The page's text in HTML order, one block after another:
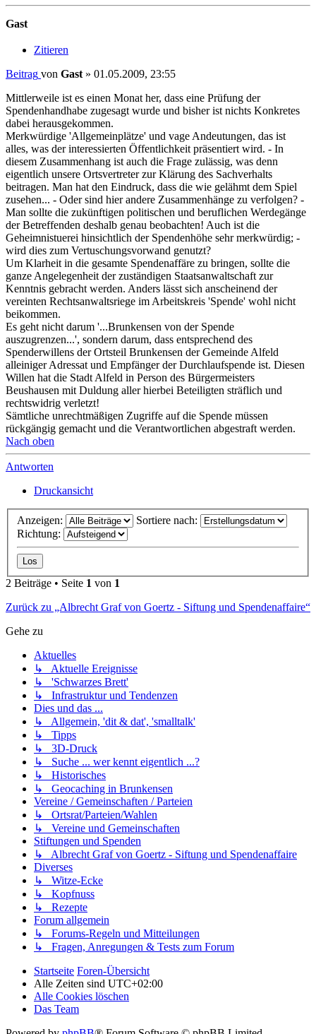
Gast
Zitieren
Beitrag von Gast » 01.05.2009, 23:55
Mittlerweile ist es einen Monat her, dass eine Prüfung der
Spendenhandhabe zugesagt wurde und bisher ist nichts Konkretes
dabei herausgekommen.
Merkwürdige 'Allgemeinplätze' und vage Andeutungen, das ist
alles, was der interessierten Öffentlichkeit präsentiert wird. - In
diesem Zusammenhang ist auch die Frage zulässig, was denn
eigentlich unsere Ortsvertreter zur Klärung des Sachverhalts
beitragen. Man hat den Eindruck, dass die wie gelähmt dem Spiel
zusehen... - Oder sind hier andere Zusammenhänge zu verfolgen? -
Man sollte die zukünftigen politischen und beruflichen Werdegänge
der Betreffenden deshalb genau beobachten! Auch ist die
Geheimnistuerei hinsichtlich der Spendenhöhe sehr merkwürdig; -
wird dies zum Vertuschungsvorwand genutzt?
Um Klarheit in die gesamte Spendenaffäre zu bringen, sollte die
ganze Angelegenheit der zuständigen Staatsanwaltschaft zur
Kenntnis gebracht werden. Anders lässt sich anscheinend der
vereinten Rechtsanwaltsriege im Arbeitskreis 'Spende' wohl nicht
beikommen.
Es geht nicht darum '...Brunkensen von der Spende
auszugrenzen...', sondern darum, dass entsprechend des
Spenderwillens der Ortsteil Brunkensen der Gemeinde Alfeld
alleiniger Adressat und Empfänger der Durchlaufspende ist. Diesen
Willen hat die Stadt Alfeld in Person des Bürgermeisters
Beushausen mit Duldung aller hierbei Beteiligten sträflich und
rechtswidrig verletzt!
Sämtliche unrechtmäßigen Zugriffe auf die Spende müssen
rückgängig gemacht und die Verantwortlichen abgestraft werden.
Nach oben
Antworten
Druckansicht
Anzeigen:
Sortiere nach:
Richtung:
2 Beiträge • Seite 1 von 1
Zurück zu „Albrecht Graf von Goertz - Siftung und Spendenaffaire“
Gehe zu
Aktuelles
↳ Aktuelle Ereignisse
↳ 'Schwarzes Brett'
↳ Infrastruktur und Tendenzen
Dies und das ...
↳ Allgemein, 'dit & dat', 'smalltalk'
↳ Tipps
↳ 3D-Druck
↳ Suche ... wer kennt eigentlich ...?
↳ Historisches
↳ Geocaching in Brunkensen
Vereine / Gemeinschaften / Parteien
↳ Ortsrat/Parteien/Wahlen
↳ Vereine und Gemeinschaften
Stiftungen und Spenden
↳ Albrecht Graf von Goertz - Siftung und Spendenaffaire
Diverses
↳ Witze-Ecke
↳ Kopfnuss
↳ Rezepte
Forum allgemein
↳ Forums-Regeln und Mitteilungen
↳ Fragen, Anregungen & Tests zum Forum
Startseite Foren-Übersicht
Alle Zeiten sind UTC+02:00
Alle Cookies löschen
Das Team